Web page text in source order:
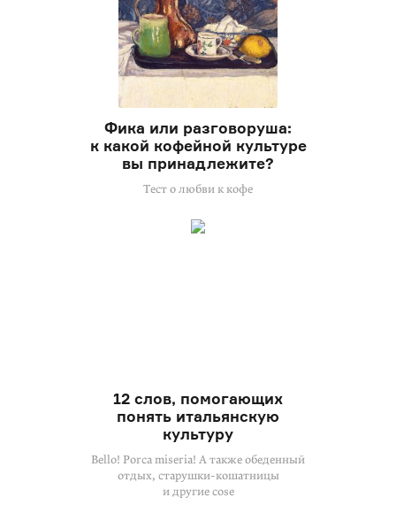
Фика или разговоруша:
к какой кофейной культуре
вы принадлежите?
Тест о любви к кофе
12 слов, помогающих
понять итальянскую
культуру
Bello! Porca miseria! А также обеденный
отдых, старушки-кошатницы
и другие cose